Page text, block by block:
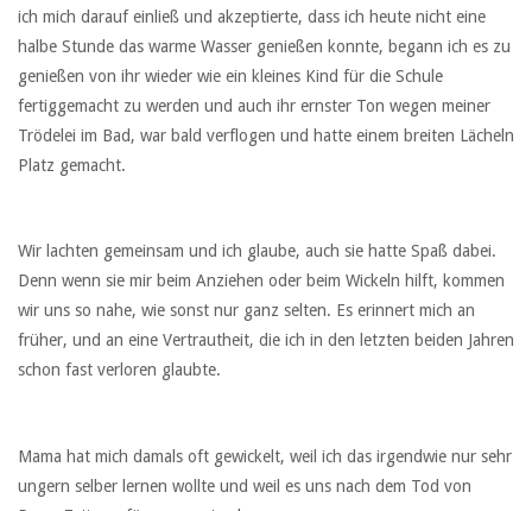
ich mich darauf einließ und akzeptierte, dass ich heute nicht eine
halbe Stunde das warme Wasser genießen konnte, begann ich es zu
genießen von ihr wieder wie ein kleines Kind für die Schule
fertiggemacht zu werden und auch ihr ernster Ton wegen meiner
Trödelei im Bad, war bald verflogen und hatte einem breiten Lächeln
Platz gemacht.
Wir lachten gemeinsam und ich glaube, auch sie hatte Spaß dabei.
Denn wenn sie mir beim Anziehen oder beim Wickeln hilft, kommen
wir uns so nahe, wie sonst nur ganz selten. Es erinnert mich an
früher, und an eine Vertrautheit, die ich in den letzten beiden Jahren
schon fast verloren glaubte.
Mama hat mich damals oft gewickelt, weil ich das irgendwie nur sehr
ungern selber lernen wollte und weil es uns nach dem Tod von